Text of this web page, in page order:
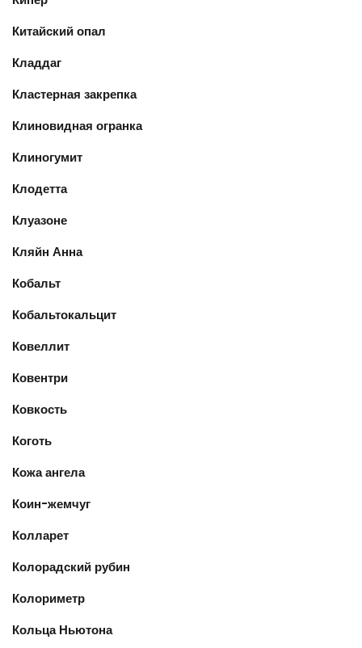
Китайский опал
Кладдаг
Кластерная закрепка
Клиновидная огранка
Клиногумит
Клодетта
Клуазоне
Кляйн Анна
Кобальт
Кобальтокальцит
Ковеллит
Ковентри
Ковкость
Коготь
Кожа ангела
Коин-жемчуг
Колларет
Колорадский рубин
Колориметр
Кольца Ньютона